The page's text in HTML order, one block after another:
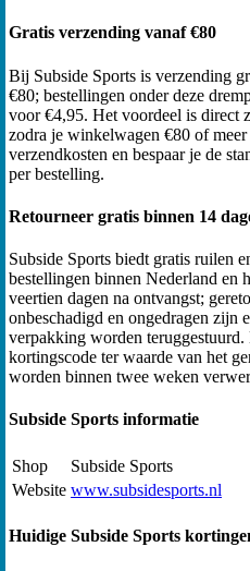
Gratis verzending vanaf €80
Bij Subside Sports is verzending
€80; bestellingen onder deze
voor €4,95. Het voordeel is direct
zodra je winkelwagen €80 of
verzendkosten en bespaar je de
per bestelling.
Retourneer gratis binnen 14
Subside Sports biedt gratis ruilen
bestellingen binnen Nederland en
veertien dagen na ontvangst;
onbeschadigd en ongedragen
verpakking worden
kortingscode ter waarde van het
worden binnen twee weken
Subside Sports informatie
Shop
Subside Sports
Website www.subsidesports.nl
Huidige Subside Sports